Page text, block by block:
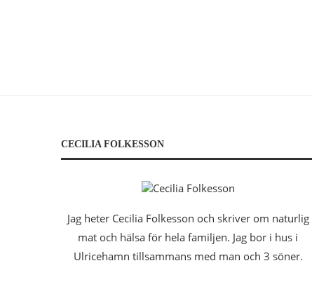
CECILIA FOLKESSON
Jag heter Cecilia Folkesson och skriver om naturlig
mat och hälsa för hela familjen. Jag bor i hus i
Ulricehamn tillsammans med man och 3 söner.